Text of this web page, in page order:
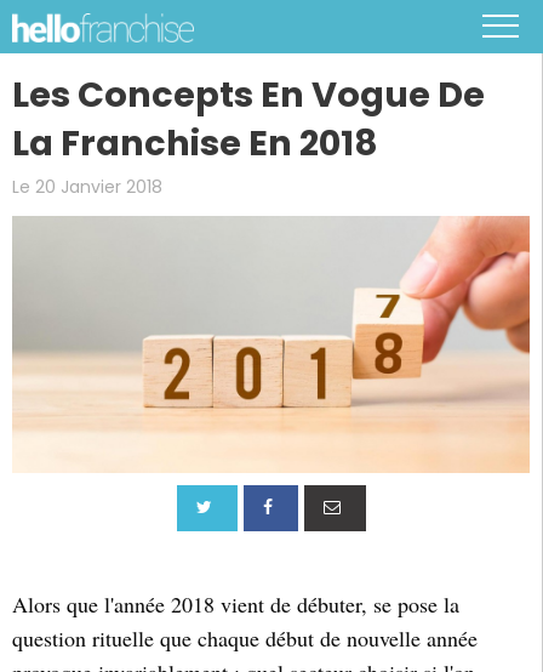
Les Concepts En Vogue De
La Franchise En 2018
Le 20 Janvier 2018
Alors que l'année 2018 vient de débuter, se pose la
question rituelle que chaque début de nouvelle année